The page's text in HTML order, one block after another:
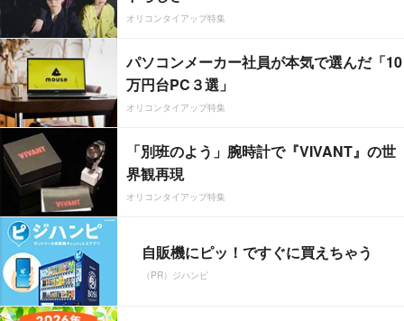
オリコンタイアップ特集
パソコンメーカー社員が本気で選んだ「10
万円台PC３選」
オリコンタイアップ特集
「別班のよう」腕時計で『VIVANT』の世
界観再現
オリコンタイアップ特集
自販機にピッ！ですぐに買えちゃう
（PR）ジハンピ